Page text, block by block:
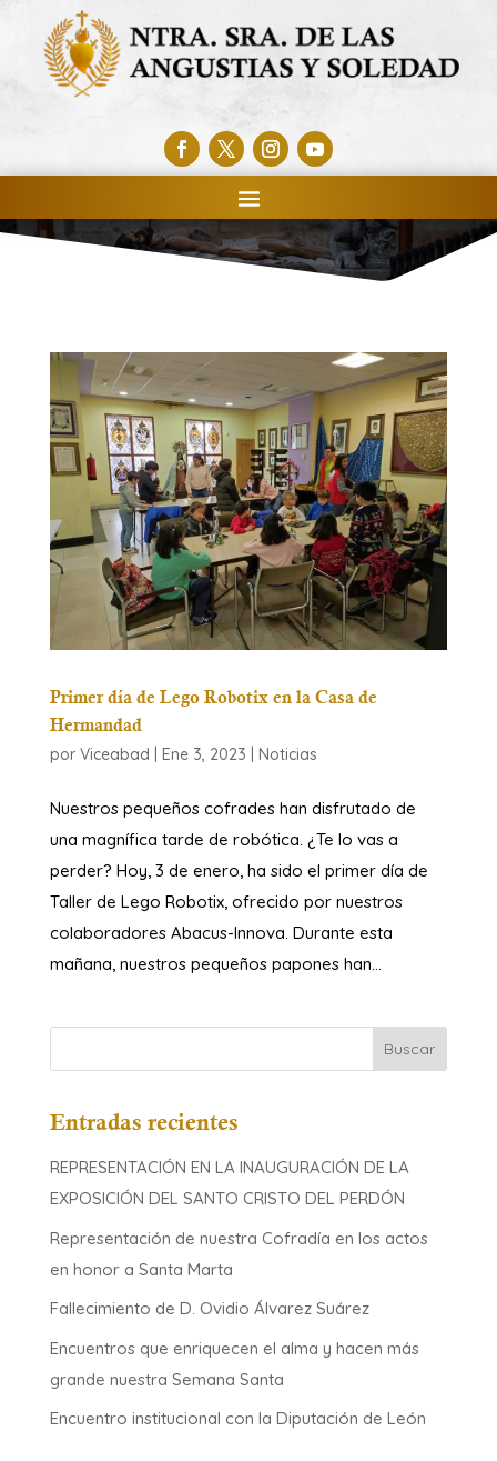
Primer día de Lego Robotix en la Casa de
Hermandad
por Viceabad Ene 3, 2023 Noticias
Nuestros pequeños cofrades han disfrutado de
una magnífica tarde de robótica. ¿Te lo vas a
perder? Hoy, 3 de enero, ha sido el primer día de
Taller de Lego Robotix, ofrecido por nuestros
colaboradores Abacus-Innova. Durante esta
mañana, nuestros pequeños papones han...
Entradas recientes
REPRESENTACIÓN EN LA INAUGURACIÓN DE LA
EXPOSICIÓN DEL SANTO CRISTO DEL PERDÓN
Representación de nuestra Cofradía en los actos
en honor a Santa Marta
Fallecimiento de D. Ovidio Álvarez Suárez
Encuentros que enriquecen el alma y hacen más
grande nuestra Semana Santa
Encuentro institucional con la Diputación de León